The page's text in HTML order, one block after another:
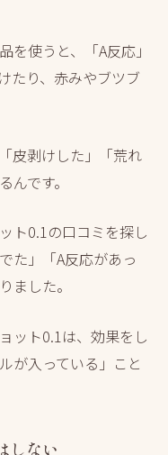
を使うと、「A反応」
たり、赤みやブツブ
皮剥けした」「荒れ
です。
ト0.1の口コミを探し
た」「A反応があっ
ました。
ット0.1は、効果をし
が入っている」こと
しない